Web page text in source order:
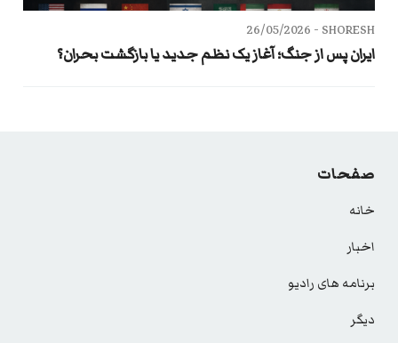
SHORESH -
26/05/2026
ایران پس از جنگ؛ آغاز یک نظم جدید یا بازگشت بحران؟
صفحات
خانه
اخبار
برنامه های رادیو
دیگر